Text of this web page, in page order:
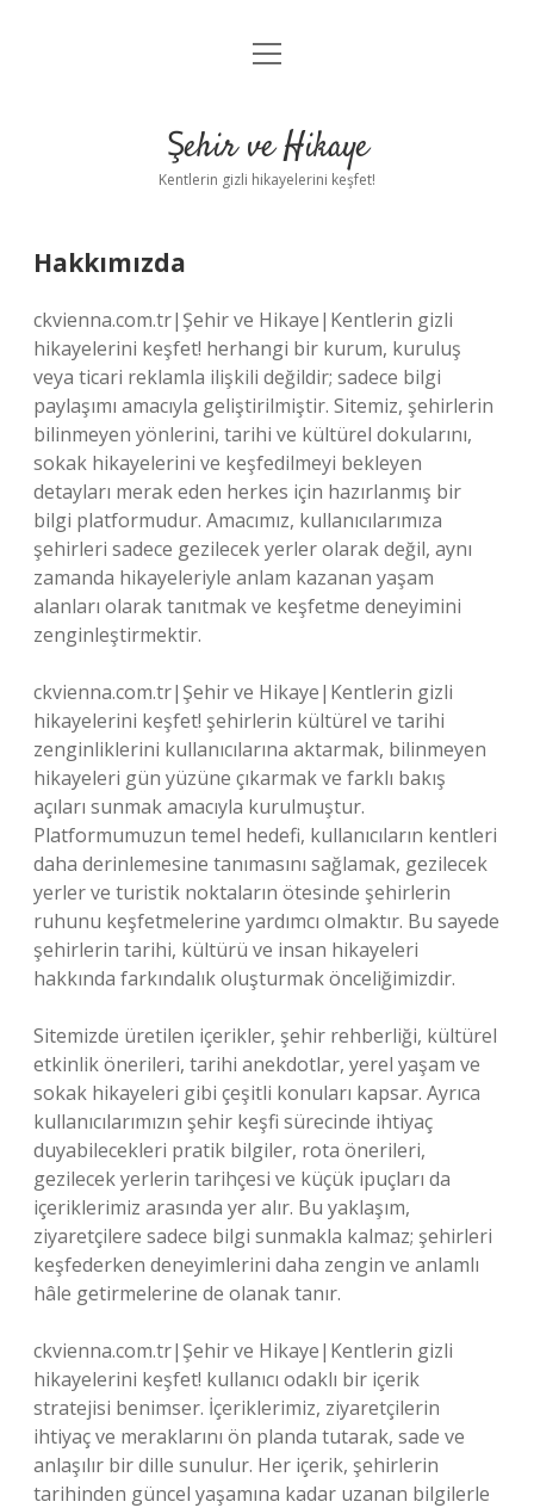
Anasayfa
Yasal Uyarı
menüyü
Şehir ve Hikaye
Kentlerin gizli hikayelerini keşfet!
Hakkımızda
ckvienna.com.tr|Şehir ve Hikaye|Kentlerin gizli
hikayelerini keşfet! herhangi bir kurum, kuruluş
veya ticari reklamla ilişkili değildir; sadece bilgi
paylaşımı amacıyla geliştirilmiştir. Sitemiz, şehirlerin
bilinmeyen yönlerini, tarihi ve kültürel dokularını,
sokak hikayelerini ve keşfedilmeyi bekleyen
detayları merak eden herkes için hazırlanmış bir
bilgi platformudur. Amacımız, kullanıcılarımıza
şehirleri sadece gezilecek yerler olarak değil, aynı
zamanda hikayeleriyle anlam kazanan yaşam
alanları olarak tanıtmak ve keşfetme deneyimini
zenginleştirmektir.
ckvienna.com.tr|Şehir ve Hikaye|Kentlerin gizli
hikayelerini keşfet! şehirlerin kültürel ve tarihi
zenginliklerini kullanıcılarına aktarmak, bilinmeyen
hikayeleri gün yüzüne çıkarmak ve farklı bakış
açıları sunmak amacıyla kurulmuştur.
Platformumuzun temel hedefi, kullanıcıların kentleri
daha derinlemesine tanımasını sağlamak, gezilecek
yerler ve turistik noktaların ötesinde şehirlerin
ruhunu keşfetmelerine yardımcı olmaktır. Bu sayede
şehirlerin tarihi, kültürü ve insan hikayeleri
hakkında farkındalık oluşturmak önceliğimizdir.
Sitemizde üretilen içerikler, şehir rehberliği, kültürel
etkinlik önerileri, tarihi anekdotlar, yerel yaşam ve
sokak hikayeleri gibi çeşitli konuları kapsar. Ayrıca
kullanıcılarımızın şehir keşfi sürecinde ihtiyaç
duyabilecekleri pratik bilgiler, rota önerileri,
gezilecek yerlerin tarihçesi ve küçük ipuçları da
içeriklerimiz arasında yer alır. Bu yaklaşım,
ziyaretçilere sadece bilgi sunmakla kalmaz; şehirleri
keşfederken deneyimlerini daha zengin ve anlamlı
hâle getirmelerine de olanak tanır.
ckvienna.com.tr|Şehir ve Hikaye|Kentlerin gizli
hikayelerini keşfet! kullanıcı odaklı bir içerik
stratejisi benimser. İçeriklerimiz, ziyaretçilerin
ihtiyaç ve meraklarını ön planda tutarak, sade ve
anlaşılır bir dille sunulur. Her içerik, şehirlerin
tarihinden güncel yaşamına kadar uzanan bilgilerle